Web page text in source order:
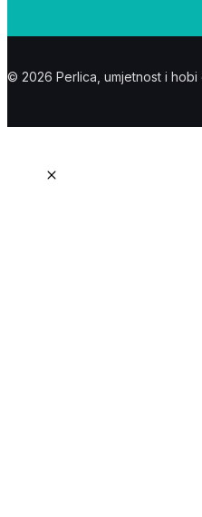
© 2026 Perlica, umjetnost i hobi